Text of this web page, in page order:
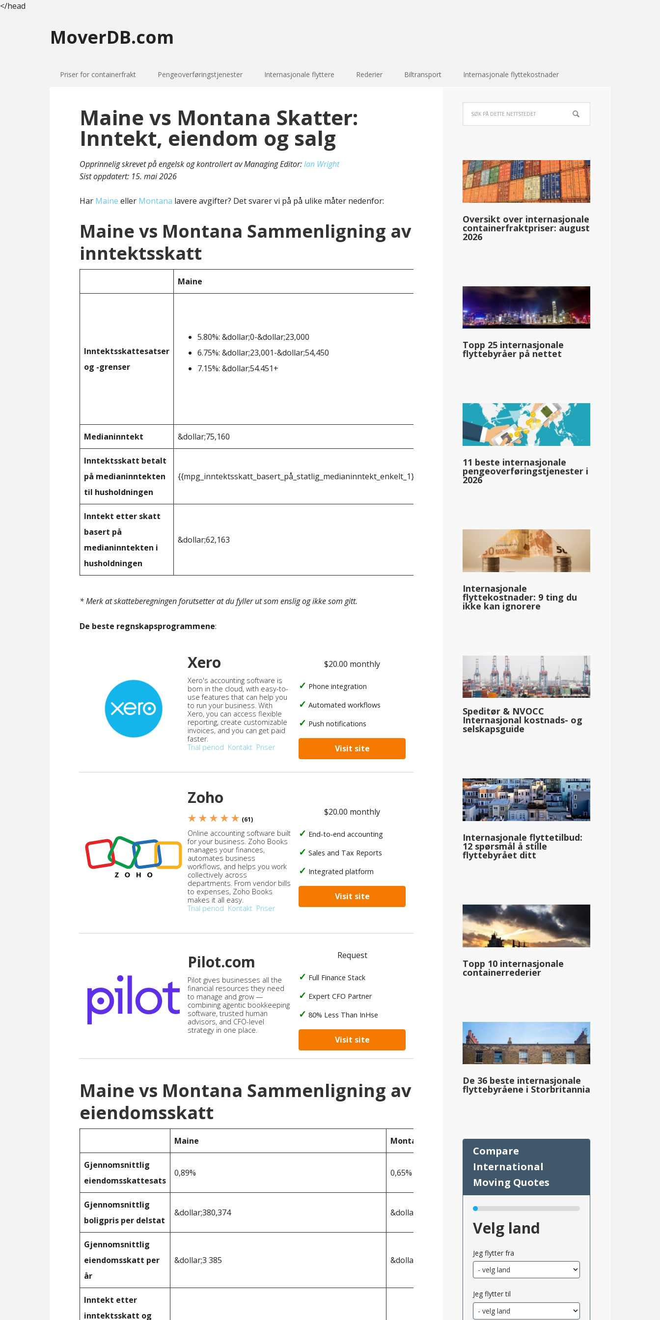
</head
MoverDB.com
Priser for containerfrakt Pengeoverføringstjenester Internasjonale flyttere Rederier Biltransport Internasjonale flyttekostnader
Maine vs Montana Skatter:
Inntekt, eiendom og salg
Opprinnelig skrevet på engelsk og kontrollert av Managing Editor:Ian Wright
Sist oppdatert: 15. mai 2026
Har Maine eller Montana lavere avgifter? Det svarer vi på på ulike måter nedenfor:
Maine vs Montana Sammenligning av
inntektsskatt
Maine
Inntektsskattesatser
og -grenser
5.80%: &dollar;0-&dollar;23,000
6.75%: &dollar;23,001-&dollar;54,450
7.15%: &dollar;54.451+
1.00%: &dollar;0-&dollar;3,300
2.00%: &dollar;3,301-&dollar;5,800
4.00%: &dollar;8,901-&dollar;12,000
Medianinntekt &dollar;75,160 &dollar;72 980
Inntektsskatt betalt
på medianinntekten
til husholdningen
{{mpg_inntektsskatt_basert_på_statlig_medianinntekt_enkelt_1}}
Inntekt etter skatt
basert på
medianinntekten i
husholdningen
&dollar;62,163
* Merk at skatteberegningen forutsetter at du fyller ut som enslig og ikke som gitt.
De beste regnskapsprogrammene:
Xero
Xero's accounting software is
born in the cloud, with easy-to-
use features that can help you
to run your business. With
Xero, you can access flexible
reporting, create customizable
invoices, and you can get paid
faster.
Trial period Kontakt Priser
$20.00 monthly
Phone integration
Automated workflows
Push notifications
Visit site
Zoho
★ ★ ★ ★ ★ (61)
Online accounting software built
for your business. Zoho Books
manages your finances,
automates business
workflows, and helps you work
collectively across
departments. From vendor bills
to expenses, Zoho Books
makes it all easy.
Trial period Kontakt Priser
$20.00 monthly
End-to-end accounting
Sales and Tax Reports
Integrated platform
Visit site
Pilot.com
Pilot gives businesses all the
financial resources they need
to manage and grow —
combining agentic bookkeeping
software, trusted human
advisors, and CFO-level
strategy in one place.
Request
Full Finance Stack
Expert CFO Partner
80% Less Than InHse
Visit site
Maine vs Montana Sammenligning av
eiendomsskatt
Maine Montana
Gjennomsnittlig
eiendomsskattesats
0,89% 0,65%
Gjennomsnittlig
boligpris per delstat
&dollar;380,374 &dollar;447 845
Gjennomsnittlig
eiendomsskatt per
år
&dollar;3 385 &dollar;2 911
Inntekt etter
inntektsskatt og
Oversikt over internasjonale
containerfraktpriser: august
2026
Topp 25 internasjonale
flyttebyråer på nettet
11 beste internasjonale
pengeoverføringstjenester i
2026
Internasjonale
flyttekostnader: 9 ting du
ikke kan ignorere
Speditør & NVOCC
Internasjonal kostnads- og
selskapsguide
Internasjonale flyttetilbud:
12 spørsmål å stille
flyttebyrået ditt
Topp 10 internasjonale
containerrederier
De 36 beste internasjonale
flyttebyråene i Storbritannia
Velg land
Jeg flytter fra
Jeg flytter til